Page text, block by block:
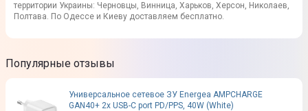
территории Украины: Черновцы, Винница, Харьков, Херсон, Николаев,
Полтава. По Одессе и Киеву доставляем бесплатно.
Популярные отзывы
Универсальное сетевое ЗУ Energea AMPCHARGE
GAN40+ 2х USB-C port PD/PPS, 40W (White)